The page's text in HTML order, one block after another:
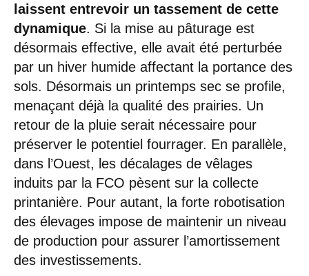
laissent entrevoir un tassement de cette
dynamique. Si la mise au pâturage est
désormais effective, elle avait été perturbée
par un hiver humide affectant la portance des
sols. Désormais un printemps sec se profile,
menaçant déjà la qualité des prairies. Un
retour de la pluie serait nécessaire pour
préserver le potentiel fourrager. En parallèle,
dans l’Ouest, les décalages de vêlages
induits par la FCO pèsent sur la collecte
printanière. Pour autant, la forte robotisation
des élevages impose de maintenir un niveau
de production pour assurer l’amortissement
des investissements.